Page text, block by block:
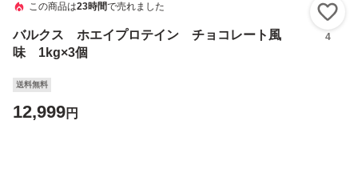
この商品は23時間で売れました
バルクス ホエイプロテイン チョコレート風
味 1kg×3個
4
送料無料
12,999円